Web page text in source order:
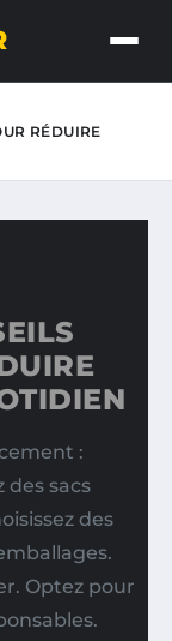
RÉDUIRE
:
des sacs
des
Optez pour